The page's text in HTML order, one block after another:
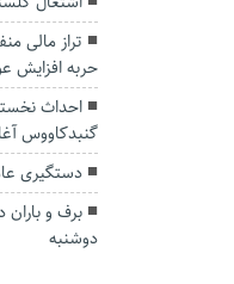
تراز مالی
حربه افزایش
احداث
گنبدکاووس
دستگیری
دوشنبه